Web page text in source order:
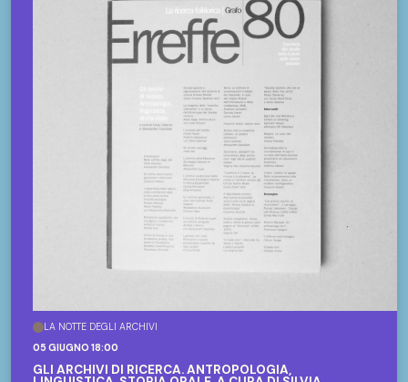
LA NOTTE DEGLI ARCHIVI
05 GIUGNO 18:00
GLI ARCHIVI DI RICERCA. ANTROPOLOGIA,